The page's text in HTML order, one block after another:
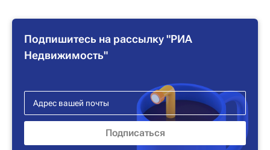
Подпишитесь на рассылку "РИА
Недвижимость"